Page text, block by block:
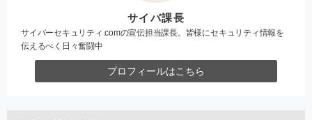
サイバ課長
サイバーセキュリティ.comの宣伝担当課長。皆様にセキュリティ情報を
伝えるべく日々奮闘中
プロフィールはこちら